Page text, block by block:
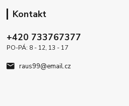
Kontakt
+420 733767377
PO-PÁ: 8 - 12, 13 - 17
raus99@email.cz